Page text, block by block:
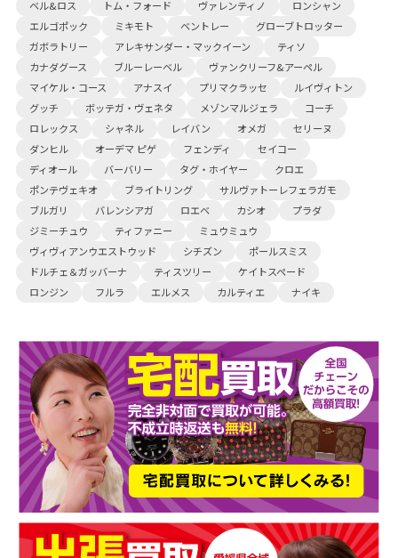
ベル&ロス トム・フォード ヴァレンティノ
ロンシャン
エルゴポック
ミキモト ベントレー
グローブトロッター
ガボラトリー
アレキサンダー・マックイーン
ティソ
カナダグース
ブルーレーベル
ヴァンクリーフ&アーペル
マイケル・コース
アナスイ プリマクラッセ
ルイヴィトン
グッチ
ボッテガ・ヴェネタ メゾンマルジェラ
コーチ
ロレックス
シャネル レイバン オメガ
セリーヌ
ダンヒル
オーデマ ピゲ フェンディ
セイコー
ディオール
バーバリー タグ・ホイヤー
クロエ
ポンテヴェキオ
ブライトリング
サルヴァトーレフェラガモ
ブルガリ
バレンシアガ ロエベ カシオ
プラダ
ジミーチュウ
ティファニー
ミュウミュウ
ヴィヴィアンウエストウッド
シチズン
ポールスミス
ドルチェ＆ガッバーナ
ティスツリー
ケイトスペード
ロンジン
フルラ エルメス カルティエ ナイキ